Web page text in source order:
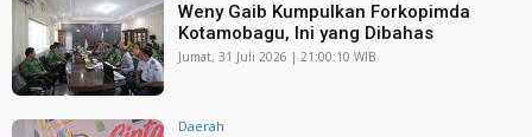
Weny Gaib Kumpulkan Forkopimda
Kotamobagu, Ini yang Dibahas
Jumat, 31 Juli 2026 | 21:00:10 WIB
Daerah